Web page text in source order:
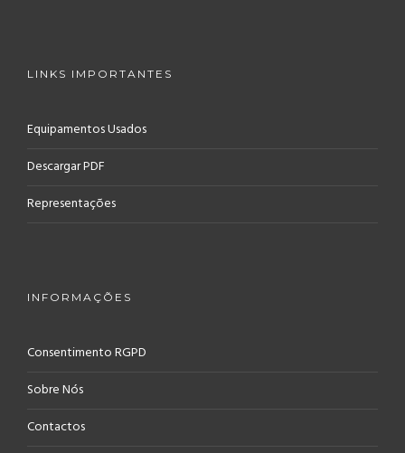
LINKS IMPORTANTES
Equipamentos Usados
Descargar PDF
Representações
INFORMAÇÕES
Consentimento RGPD
Sobre Nós
Contactos